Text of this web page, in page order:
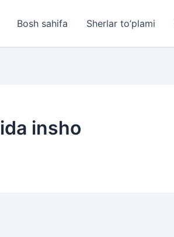
Bosh sahifa Sherlar to’plami
insho